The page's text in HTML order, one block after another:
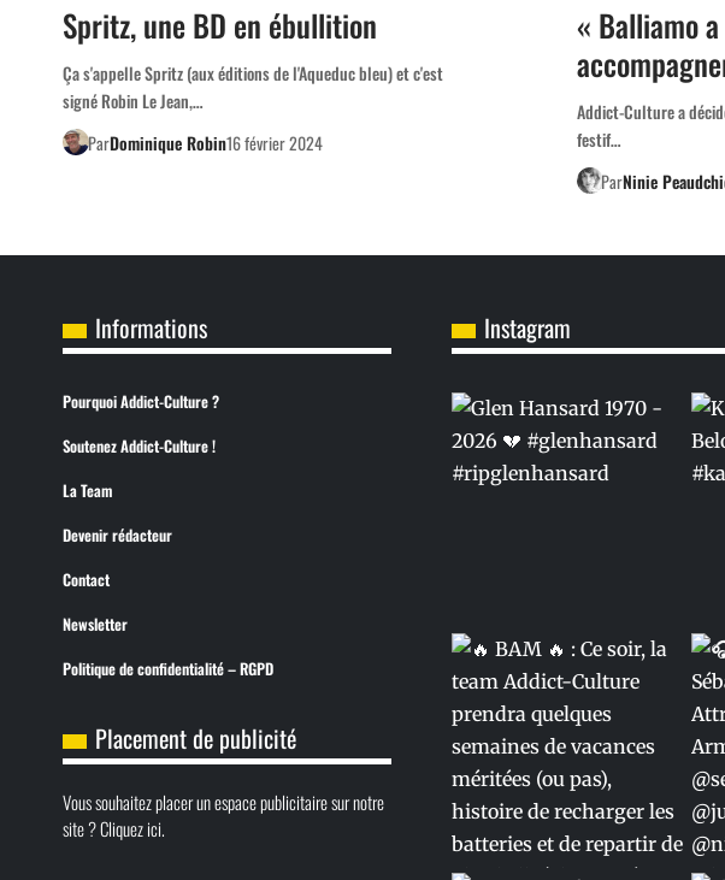
Spritz, une BD en ébullition
Ça s'appelle Spritz (aux éditions de l'Aqueduc bleu) et c'est
signé Robin Le Jean,…
ParDominique Robin16 février 2024
« Balliamo
Addict-Culture a
festif…
ParNinie
Informations
Pourquoi Addict-Culture ?
Soutenez Addict-Culture !
La Team
Devenir rédacteur
Contact
Newsletter
Politique de confidentialité – RGPD
Placement de publicité
Vous souhaitez placer un espace publicitaire sur notre
site ? Cliquez ici.
Instagram